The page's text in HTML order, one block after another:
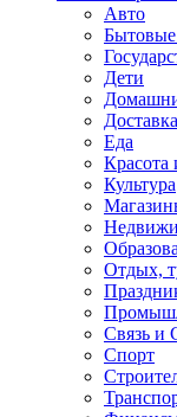
Авто
Бытовые
Дети
Доставка
Еда
Красота
Культура
Отдых,
Связь
Спорт